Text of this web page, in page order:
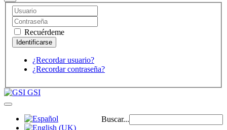
Recuérdeme
¿Recordar usuario?
¿Recordar contraseña?
GSI
Buscar...